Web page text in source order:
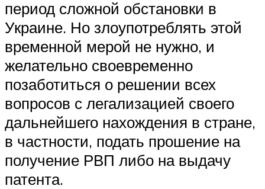
период сложной обстановки в
Украине. Но злоупотреблять этой
временной мерой не нужно, и
желательно своевременно
позаботиться о решении всех
вопросов с легализацией своего
дальнейшего нахождения в стране,
в частности, подать прошение на
получение РВП либо на выдачу
патента.